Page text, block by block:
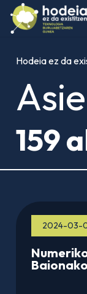
Hodeia ez da
159
2024-03-